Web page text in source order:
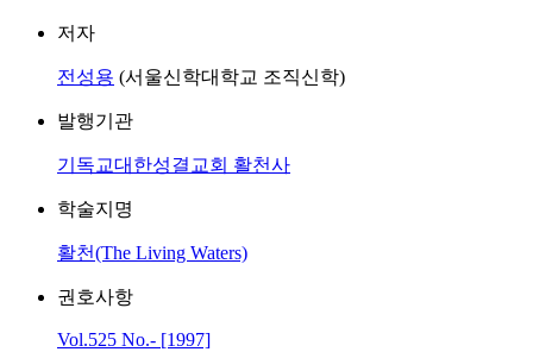
저자
전성용 (서울신학대학교 조직신학)
발행기관
기독교대한성결교회 활천사
학술지명
활천(The Living Waters)
권호사항
Vol.525 No.- [1997]